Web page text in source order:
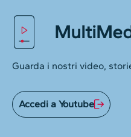
Guarda i nostri video,
Accedi a Youtube